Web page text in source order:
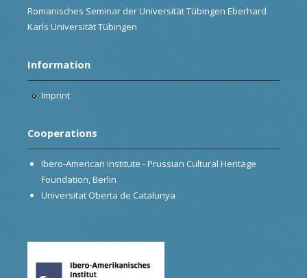
Romanisches Seminar der Universität Tübingen Eberhard
Karls Universität Tübingen
Information
Imprint
Cooperations
Ibero-American Institute - Prussian Cultural Heritage
Foundation, Berlin
Universitat Oberta de Catalunya